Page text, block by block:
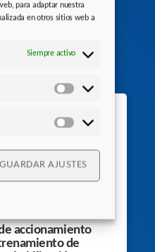
para adaptar nuestra
en otros sitios web a
Siempre activo
Estadísticas
Márketing
GUARDAR AJUSTES
accionamiento
de